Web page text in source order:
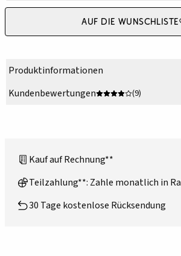
Auf die Wunschliste
Produktinformationen
Kundenbewertungen
(9)
Kauf auf Rechnung**
Teilzahlung**: Zahle monatlich in
30 Tage kostenlose Rücksendung